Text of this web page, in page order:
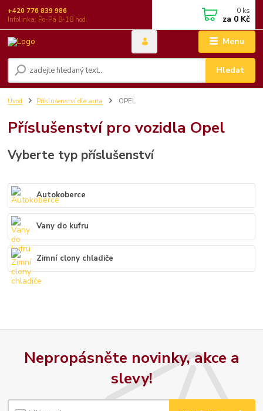
Menu
Hledat
+420 776 839 986
Infolinka: Po-Pá 8-18 hod.
0 ks
za 0 Kč
Úvod Příslušenství dle auta OPEL
Příslušenství pro vozidla Opel
Vyberte typ příslušenství
Autokoberce
Vany do kufru
Zimní clony chladiče
Nepropásněte novinky, akce a
slevy!